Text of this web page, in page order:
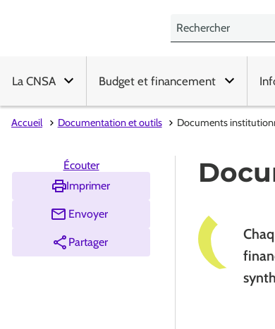
La CNSA Budget et financement
Accueil Documentation et outils Documents
Écouter
Imprimer
Envoyer
Partager